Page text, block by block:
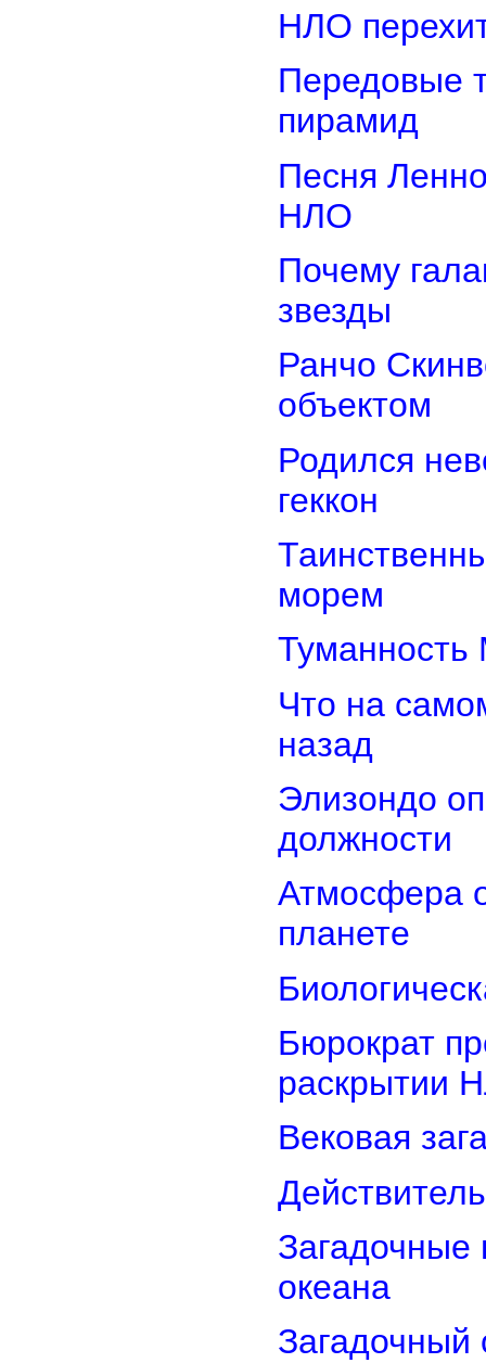
НЛО
Передовые
пирамид
Песня
НЛО
Почему
звезды
Ранчо
объектом
Родился
геккон
морем
Туманность
Что на
назад
Элизондо
должности
Атмосфера
планете
Бюрократ
раскрытии
Вековая
Загадочные
океана
Загадочный